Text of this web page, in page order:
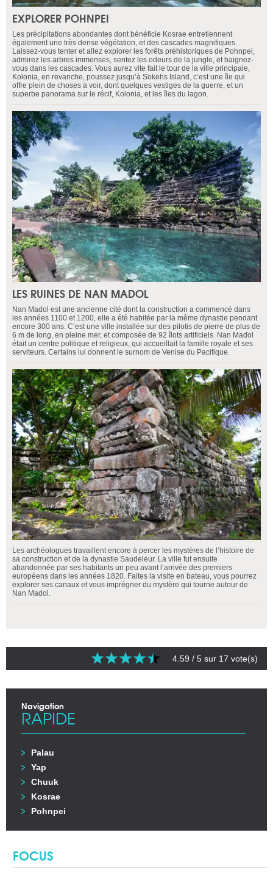
EXPLORER POHNPEI
Les précipitations abondantes dont bénéficie Kosrae entretiennent
également une très dense végétation, et des cascades magnifiques.
Laissez-vous tenter et allez explorer les forêts préhistoriques de Pohnpei,
admirez les arbres immenses, sentez les odeurs de la jungle, et baignez-
vous dans les cascades. Vous aurez vite fait le tour de la ville principale,
Kolonia, en revanche, poussez jusqu’à Sokehs Island, c’est une île qui
offre plein de choses à voir, dont quelques vestiges de la guerre, et un
superbe panorama sur le récif, Kolonia, et les îles du lagon.
LES RUINES DE NAN MADOL
Nan Madol est une ancienne cité dont la construction a commencé dans
les années 1100 et 1200, elle a été habitée par la même dynastie pendant
encore 300 ans. C’est une ville installée sur des pilotis de pierre de plus de
6 m de long, en pleine mer, et composée de 92 îlots artificiels. Nan Madol
était un centre politique et religieux, qui accueillait la famille royale et ses
serviteurs. Certains lui donnent le surnom de Venise du Pacifique.
Les archéologues travaillent encore à percer les mystères de l’histoire de
sa construction et de la dynastie Saudeleur. La ville fut ensuite
abandonnée par ses habitants un peu avant l’arrivée des premiers
européens dans les années 1820. Faites la visite en bateau, vous pourrez
explorer ses canaux et vous imprégner du mystère qui tourne autour de
Nan Madol.
4.59 / 5 sur 17 vote(s)
Navigation
RAPIDE
Palau
Yap
Chuuk
Kosrae
Pohnpei
FOCUS